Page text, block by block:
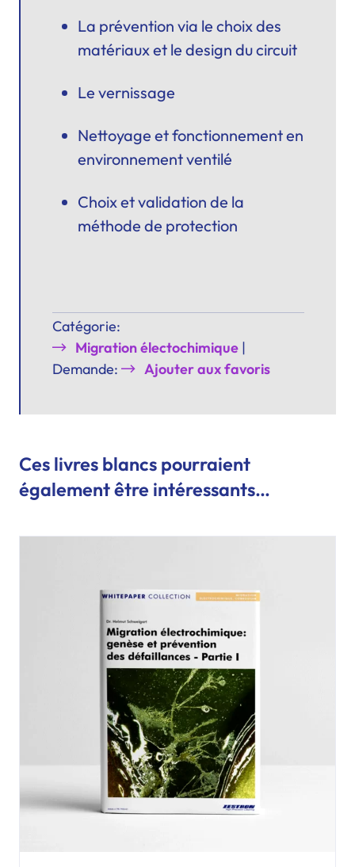
La prévention via le choix des
matériaux et le design du circuit
Le vernissage
Nettoyage et fonctionnement en
environnement ventilé
Choix et validation de la
méthode de protection
Catégorie:
Migration électochimique|
Demande:
Ajouter aux favoris
Ces livres blancs pourraient
également être intéressants…